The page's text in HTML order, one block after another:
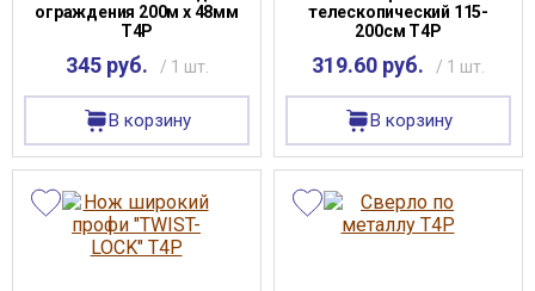
ограждения 200м х 48мм
Т4Р
345 руб. / 1 шт.
В корзину
телескопический 115-
200см T4P
319.60 руб. / 1 шт.
В корзину